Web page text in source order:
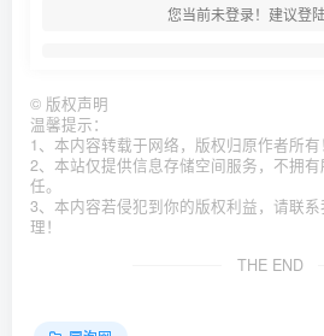
您当前未登录！建议登
© 版权声明
温馨提示：
1、本内容转载于网络，版权归原作者所有！
2、本站仅提供信息存储空间服务，不拥
任。
3、本内容若侵犯到你的版权利益，请联
理！
THE END